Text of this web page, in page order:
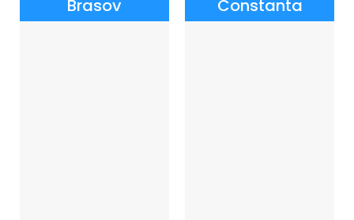
Brasov Constanta